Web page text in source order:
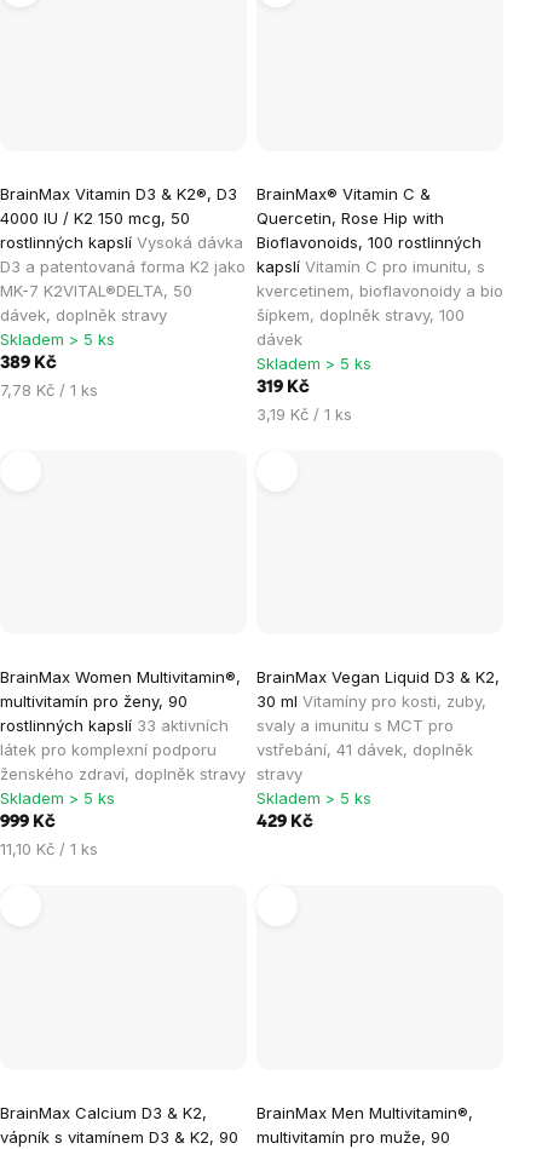
BrainMax Vitamin D3 & K2®, D3
4000 IU / K2 150 mcg, 50
rostlinných kapslí Vysoká dávka
D3 a patentovaná forma K2 jako
MK-7 K2VITAL®DELTA, 50
dávek, doplněk stravy
Skladem > 5 ks
389 Kč
Měrná
7,78 Kč / 1 ks
BrainMax® Vitamin C &
Quercetin, Rose Hip with
Bioflavonoids, 100 rostlinných
kapslí Vitamín C pro imunitu, s
kvercetinem, bioflavonoidy a bio
šípkem, doplněk stravy, 100
dávek
Skladem > 5 ks
319 Kč
Měrná
3,19 Kč / 1 ks
BrainMax Women Multivitamin®,
multivitamín pro ženy, 90
rostlinných kapslí 33 aktivních
látek pro komplexní podporu
ženského zdraví, doplněk stravy
Skladem > 5 ks
999 Kč
Měrná
11,10 Kč / 1 ks
BrainMax Vegan Liquid D3 & K2,
30 ml Vitamíny pro kosti, zuby,
svaly a imunitu s MCT pro
vstřebání, 41 dávek, doplněk
stravy
Skladem > 5 ks
429 Kč
BrainMax Calcium D3 & K2,
vápník s vitamínem D3 & K2, 90
BrainMax Men Multivitamin®,
multivitamín pro muže, 90